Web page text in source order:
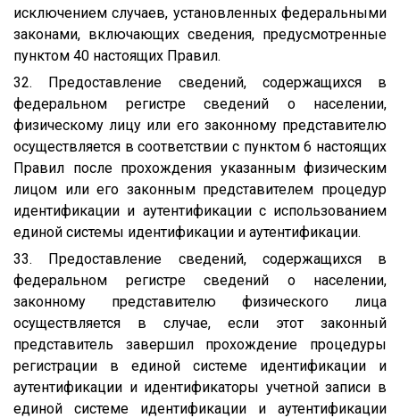
исключением случаев, установленных федеральными
законами, включающих сведения, предусмотренные
пунктом 40 настоящих Правил.
32. Предоставление сведений, содержащихся в
федеральном регистре сведений о населении,
физическому лицу или его законному представителю
осуществляется в соответствии с пунктом 6 настоящих
Правил после прохождения указанным физическим
лицом или его законным представителем процедур
идентификации и аутентификации с использованием
единой системы идентификации и аутентификации.
33. Предоставление сведений, содержащихся в
федеральном регистре сведений о населении,
законному представителю физического лица
осуществляется в случае, если этот законный
представитель завершил прохождение процедуры
регистрации в единой системе идентификации и
аутентификации и идентификаторы учетной записи в
единой системе идентификации и аутентификации